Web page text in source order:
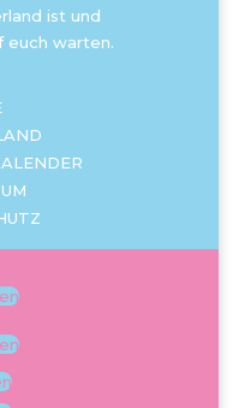
ist und
euch warten.